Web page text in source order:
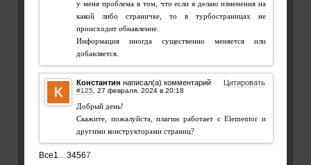
у меня проблема в том, что если я делаю изменения на
какой либо страничке, то в турбостраницах не
происходит обнавление.
Информация иногда существенно меняется или
добавляется.
Константин написал(а) комментарий Цитировать
#125,
Добрый день!
Скажите, пожалуйста, плагин работает с Elementor и
другими конструкторами страниц?
Все1…34567